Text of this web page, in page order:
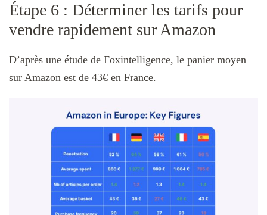
Étape 6 : Déterminer les tarifs pour
vendre rapidement sur Amazon
D’après une étude de Foxintelligence, le panier moyen
sur Amazon est de 43€ en France.